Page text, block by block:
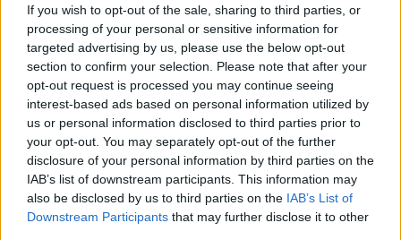
If you wish to opt-out of the sale, sharing to third parties, or
processing of your personal or sensitive information for
targeted advertising by us, please use the below opt-out
section to confirm your selection. Please note that after your
opt-out request is processed you may continue seeing
interest-based ads based on personal information utilized by
us or personal information disclosed to third parties prior to
your opt-out. You may separately opt-out of the further
disclosure of your personal information by third parties on the
IAB’s list of downstream participants. This information may
also be disclosed by us to third parties on the IAB’s List of
Downstream Participants that may further disclose it to other